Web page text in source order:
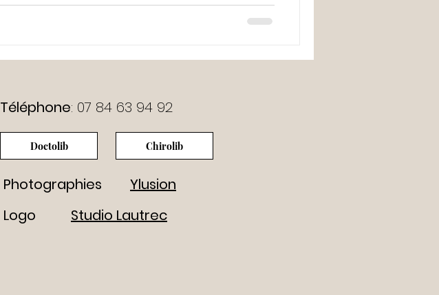
Téléphone: 07 84 63 94 92
Doctolib Chirolib
Photographies
Ylusion
Logo
Studio Lautrec